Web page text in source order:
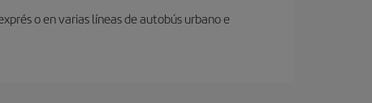
o en varias líneas de autobús urbano e